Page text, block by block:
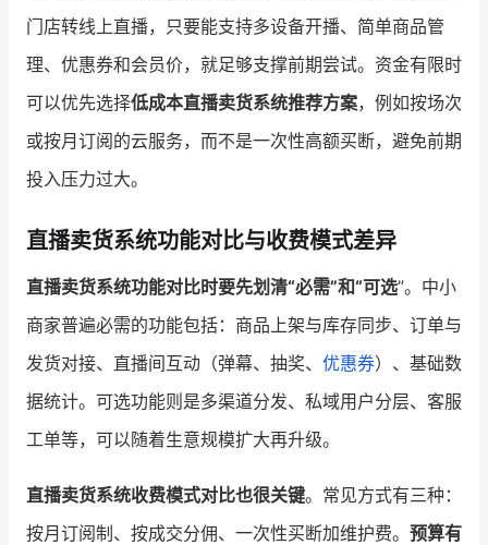
门店转线上直播，只要能支持多设备开播、简单商品管
理、优惠券和会员价，就足够支撑前期尝试。资金有限时
可以优先选择低成本直播卖货系统推荐方案，例如按场次
或按月订阅的云服务，而不是一次性高额买断，避免前期
投入压力过大。
直播卖货系统功能对比与收费模式差异
直播卖货系统功能对比时要先划清“必需”和“可选”。中小
商家普遍必需的功能包括：商品上架与库存同步、订单与
发货对接、直播间互动（弹幕、抽奖、 优惠券）、基础数
据统计。可选功能则是多渠道分发、私域用户分层、客服
工单等，可以随着生意规模扩大再升级。
直播卖货系统收费模式对比也很关键。常见方式有三种：
按月订阅制、按成交分佣、一次性买断加维护费。 预算有